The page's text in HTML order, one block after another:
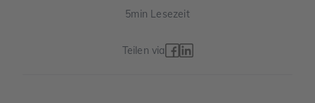
5min Lesezeit
Teilen via